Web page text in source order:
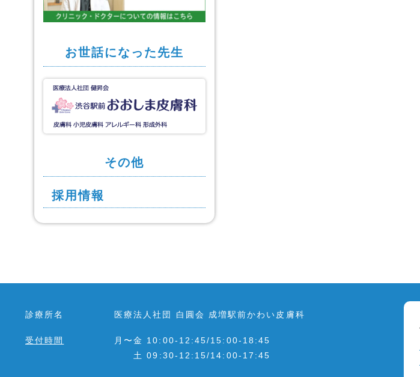
お世話になった先生
その他
採用情報
診療所名 医療法人社団 白圓会 成増駅前かわい皮膚科
受付時間
月〜金 10:00-12:45/15:00-18:45
土 09:30-12:15/14:00-17:45